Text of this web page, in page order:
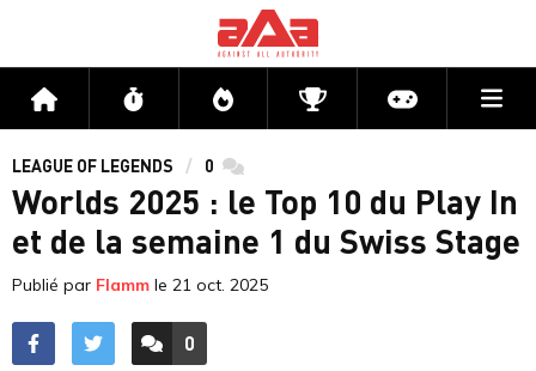
Accueil Flux Directs CompétitionsActu jeux
LEAGUE OF LEGENDS 0 commentaires
Worlds 2025 : le Top 10 du Play In
et de la semaine 1 du Swiss Stage
Publié par Flamm le 21 oct. 2025
ACCÉDER AUX
0
COMMENTAIRES